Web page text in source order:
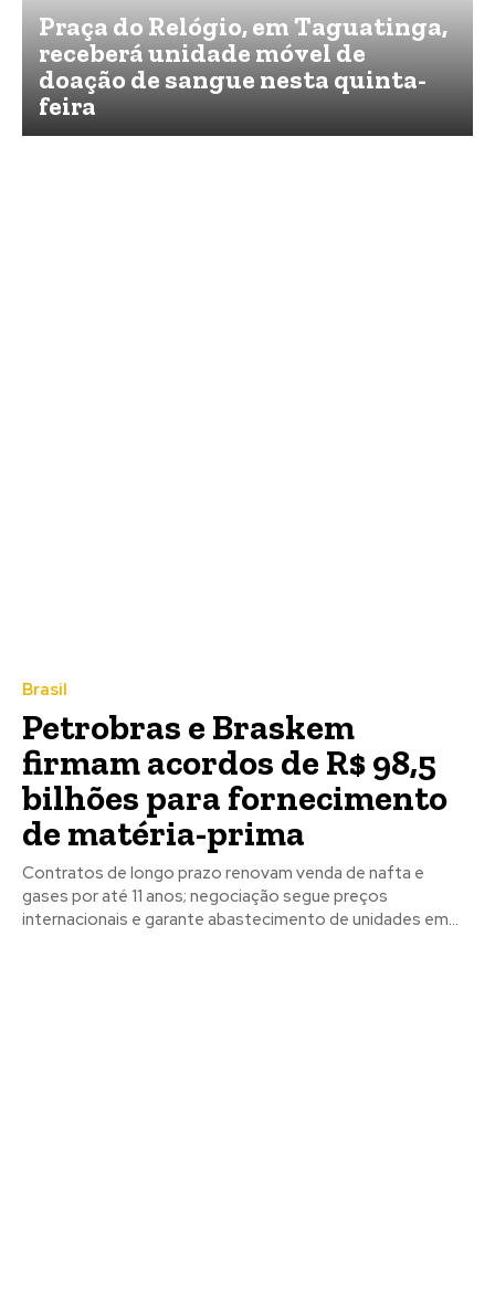
Praça do Relógio, em Taguatinga,
receberá unidade móvel de
doação de sangue nesta quinta-
feira
Brasil
Petrobras e Braskem
firmam acordos de R$ 98,5
bilhões para fornecimento
de matéria-prima
Contratos de longo prazo renovam venda de nafta e
gases por até 11 anos; negociação segue preços
internacionais e garante abastecimento de unidades em...